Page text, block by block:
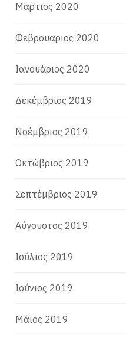
Μάρτιος 2020
Φεβρουάριος 2020
Ιανουάριος 2020
Δεκέμβριος 2019
Νοέμβριος 2019
Οκτώβριος 2019
Σεπτέμβριος 2019
Αύγουστος 2019
Ιούλιος 2019
Ιούνιος 2019
Μάιος 2019